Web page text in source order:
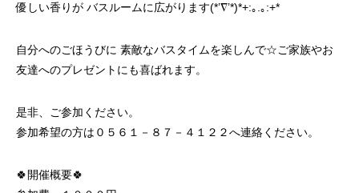
優しい香りが バスルームに広がります(*’∇’*)*+:｡.｡:+*
自分へのごほうびに 素敵なバスタイムを楽しんで☆ご家族やお
友達へのプレゼントにも喜ばれます。
是非、ご参加ください。
参加希望の方は０５６１－８７－４１２２へ連絡ください。
🍀開催概要🍀